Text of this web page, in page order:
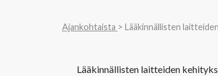
Ajankohtaista > Lääkinnällisten
Lääkinnällisten laitteiden